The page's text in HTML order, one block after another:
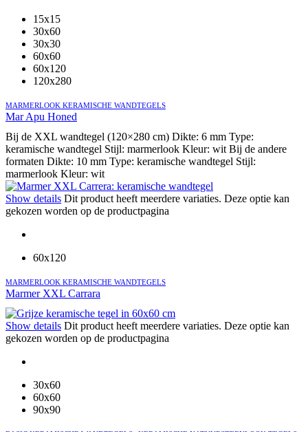
15x15
30x60
30x30
60x60
60x120
120x280
MARMERLOOK KERAMISCHE WANDTEGELS
Mar Apu Honed
Bij de XXL wandtegel (120×280 cm) Dikte: 6 mm Type:
keramische wandtegel Stijl: marmerlook Kleur: wit Bij de andere
formaten Dikte: 10 mm Type: keramische wandtegel Stijl:
marmerlook Kleur: wit
Show details Dit product heeft meerdere variaties. Deze optie kan
gekozen worden op de productpagina
60x120
MARMERLOOK KERAMISCHE WANDTEGELS
Marmer XXL Carrara
Show details Dit product heeft meerdere variaties. Deze optie kan
gekozen worden op de productpagina
30x60
60x60
90x90